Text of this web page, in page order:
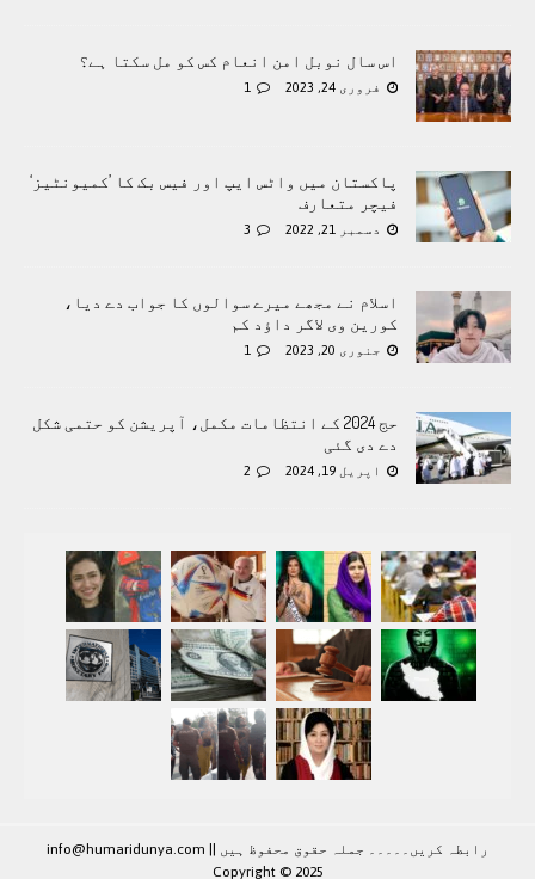
اس سال نوبل امن انعام کس کو مل سکتا ہے؟
فروری 24, 2023 1
پاکستان میں واٹس ایپ اور فیس بک کا ’کمیونٹیز‘
فیچر متعارف
دسمبر 21, 2022 3
اسلام نے مجھے میرے سوالوں کا جواب دے دیا،
کورین وی لاگر داؤد کم
جنوری 20, 2023 1
حج 2024 کے انتظامات مکمل، آپریشن کو حتمی شکل
دے دی گئی
اپریل 19, 2024 2
رابطہ کريں۔۔۔۔۔ جملہ حقوق محفوظ ہيں | info@humaridunya.com
Copyright © 2025